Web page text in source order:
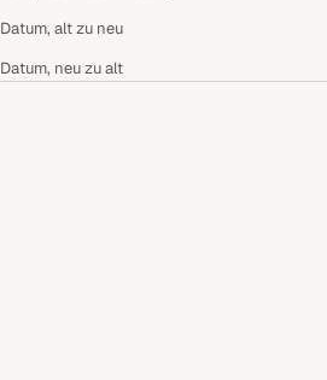
Datum, alt zu neu
Datum, neu zu alt